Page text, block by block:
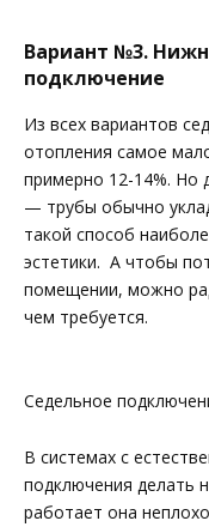
Вариант №3.
подключение
Из всех вариантов
отопления самое
примерно 12-14%. Но
— трубы обычно
такой способ
эстетики. А чтобы
помещении, можно
чем требуется.
Седельное
В системах с
подключения делать
работает она